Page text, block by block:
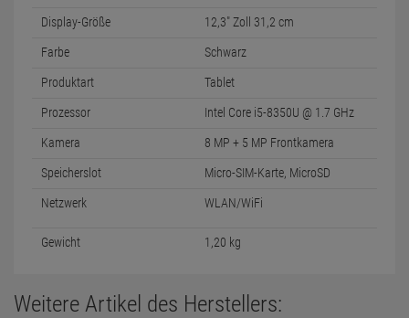
Display-Größe 12,3" Zoll 31,2 cm
Farbe Schwarz
Produktart Tablet
Prozessor Intel Core i5-8350U @ 1.7 GHz
Kamera 8 MP + 5 MP Frontkamera
Speicherslot Micro-SIM-Karte, MicroSD
Netzwerk WLAN/WiFi
Gewicht 1,20 kg
Weitere Artikel des Herstellers: